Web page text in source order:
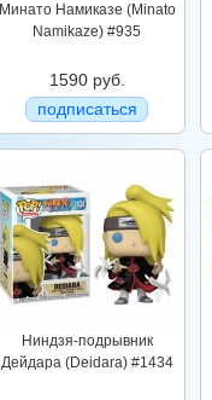
Минато Намиказе (Minato
Namikaze) #935
1590 руб.
подписаться
Ниндзя-подрывник
Дейдара (Deidara) #1434